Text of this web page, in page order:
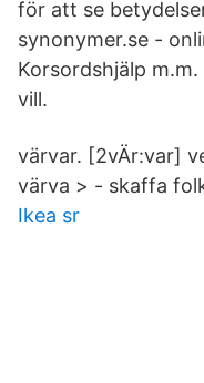
för att se
synonymer.se -
Korsordshjälp
vill.
värvar. [2vÄr:var]
värva > - skaffa
Ikea sr